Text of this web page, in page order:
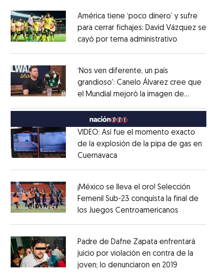
América tiene ‘poco dinero’ y sufre
para cerrar fichajes: David Vázquez se
cayó por tema administrativo
‘Nos ven diferente, un país
grandioso’: Canelo Álvarez cree que
el Mundial mejoró la imagen de
MéxicoOpens in new window
VIDEO: Así fue el momento exacto
de la explosión de la pipa de gas en
Cuernavaca
¡México se lleva el oro! Selección
Femenil Sub-23 conquista la final de
los Juegos Centroamericanos
Padre de Dafne Zapata enfrentará
juicio por violación en contra de la
joven; lo denunciaron en 2019